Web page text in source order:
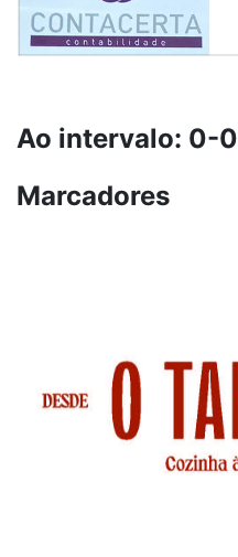
Ao intervalo: 0-0
Marcadores